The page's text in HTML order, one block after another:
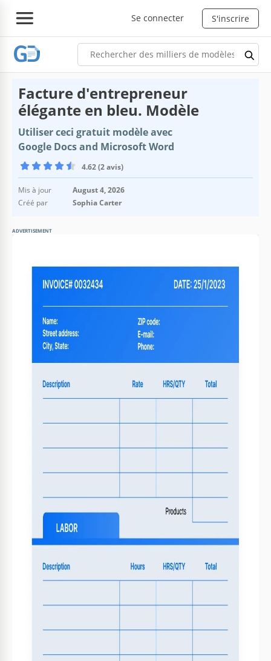
Se connecter S'inscrire
Facture d'entrepreneur
élégante en bleu. Modèle
Utiliser ceci gratuit modèle avec
Google Docs and Microsoft Word
4.62 (2 avis)
Mis à jour
August 4, 2026
Créé par
Sophia Carter
ADVERTISEMENT